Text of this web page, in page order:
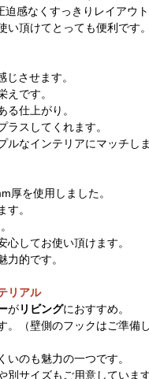
感なくすっきりレイアウト
頂けてとっても便利です。
させます。
です。
仕上がり。
スしてくれます。
なインテリアにマッチしま
厚を使用しました。
。
してお使い頂けます。
的です。
リアル
がリビングにおすすめ。
（壁側のフックはご準備
のも魅力の一つです。
別サイズもご用意していま